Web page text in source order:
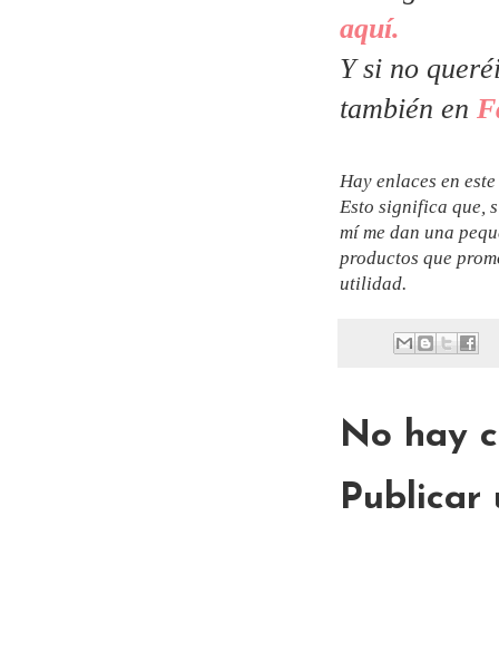
aquí.
Y si no
también en
Hay enlaces en
Esto significa que,
mí me dan una
productos que
utilidad.
No hay
Publicar